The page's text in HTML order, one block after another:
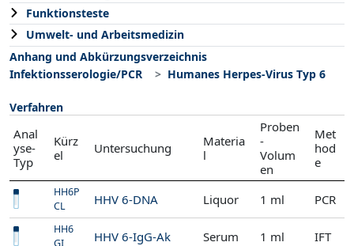
Funktionsteste
Umwelt- und Arbeitsmedizin
Anhang und Abkürzungsverzeichnis
Infektionsserologie/PCR
Humanes Herpes-Virus Typ 6
Verfahren
Anal
yse-
Typ
Kürz
el
Untersuchung
Materia
l
Proben
-
Volum
en
Met
hod
e
HH6P
CL
HHV 6-DNA Liquor 1 ml PCR
HH6
GI
HHV 6-IgG-Ak Serum 1 ml IFT